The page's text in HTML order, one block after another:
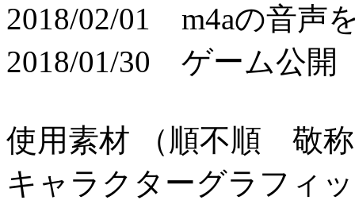
2018/02/01 m4aの音声
2018/01/30 ゲーム公開
使用素材 （順不順 敬
キャラクターグラフィ